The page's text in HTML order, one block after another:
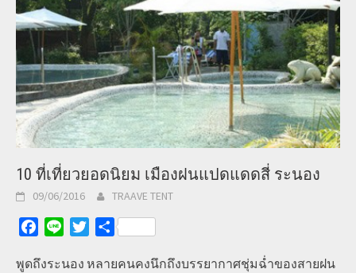
10 ที่เที่ยวยอดนิยม เมืองฝนแปดแดดสี่ ระนอง
09/06/2016 TRAAVE TENT
Facebook
Line TwitterShare
พูดถึงระนอง หลายคนคงนึกถึงบรรยากาศชุ่มฉ่ำของสายฝน